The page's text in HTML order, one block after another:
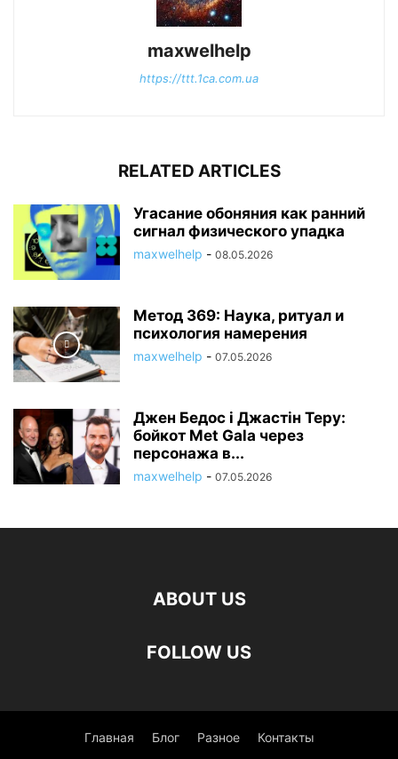
maxwelhelp
https://ttt.1ca.com.ua
RELATED ARTICLES
Угасание обоняния как ранний
сигнал физического упадка
maxwelhelp - 08.05.2026
Метод 369: Наука, ритуал и
психология намерения
maxwelhelp - 07.05.2026
Джен Бедос і Джастін Теру:
бойкот Met Gala через
персонажа в...
maxwelhelp - 07.05.2026
ABOUT US
FOLLOW US
Главная Блог Разное Контакты